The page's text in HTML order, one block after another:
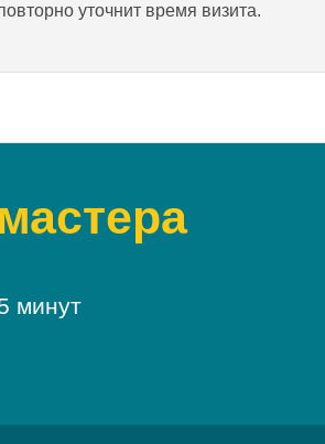
уточнит время визита.
минут